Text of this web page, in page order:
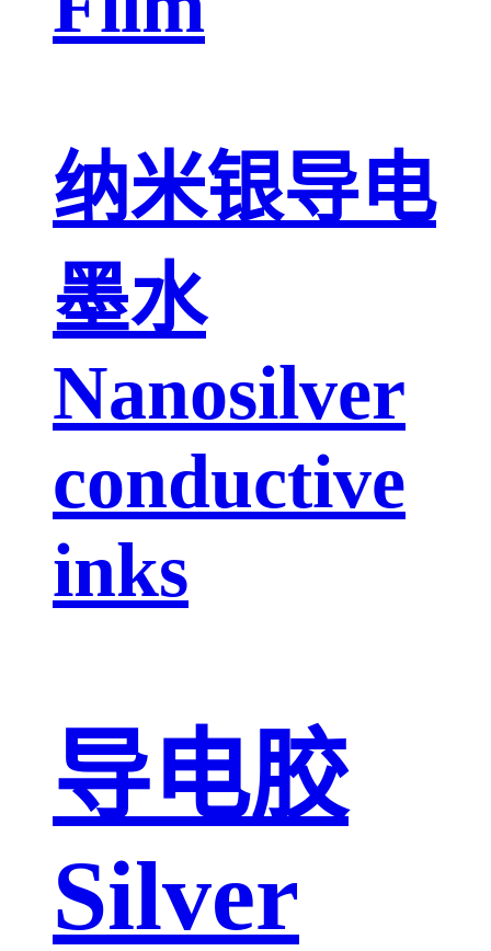
纳米银导电
墨水
Nanosilver
conductive
inks
导电胶
Silver